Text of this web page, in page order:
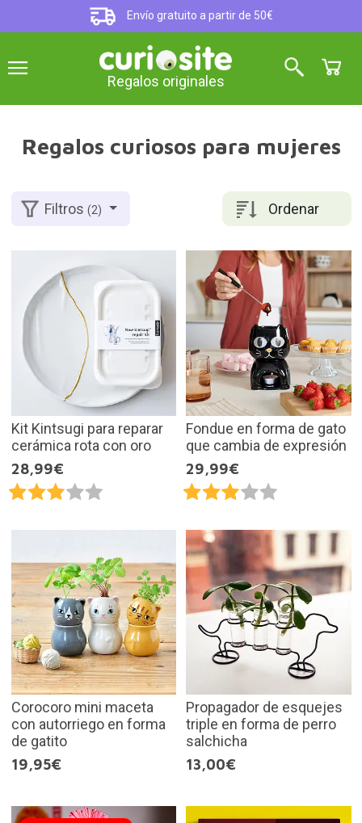
Envío gratuito a partir de 50€
Regalos originales
Regalos curiosos para mujeres
Ordenar
Filtros(2)
Kit Kintsugi para reparar
cerámica rota con oro
28,99€
Fondue en forma de gato
que cambia de expresión
29,99€
Corocoro mini maceta
con autorriego en forma
de gatito
19,95€
Propagador de esquejes
triple en forma de perro
salchicha
13,00€